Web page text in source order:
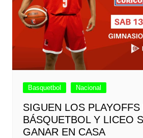
Basquetbol Nacional
SIGUEN LOS PLAYOFFS
BÁSQUETBOL Y LICEO
GANAR EN CASA